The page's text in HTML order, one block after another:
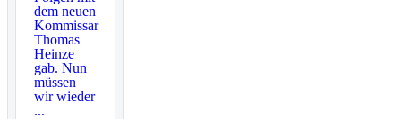
dem neuen
Kommissar
Thomas
Heinze
gab. Nun
müssen
wir wieder
...